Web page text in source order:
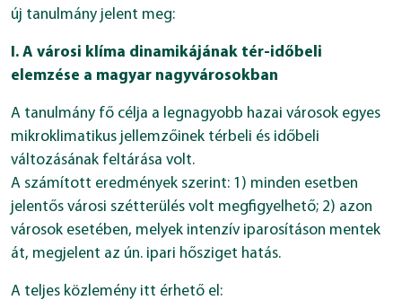
új tanulmány jelent meg:
I. A városi klíma dinamikájának tér-időbeli
elemzése a magyar nagyvárosokban
A tanulmány fő célja a legnagyobb hazai városok egyes
mikroklimatikus jellemzőinek térbeli és időbeli
változásának feltárása volt.
A számított eredmények szerint: 1) minden esetben
jelentős városi szétterülés volt megfigyelhető; 2) azon
városok esetében, melyek intenzív iparosításon mentek
át, megjelent az ún. ipari hősziget hatás.
A teljes közlemény itt érhető el: